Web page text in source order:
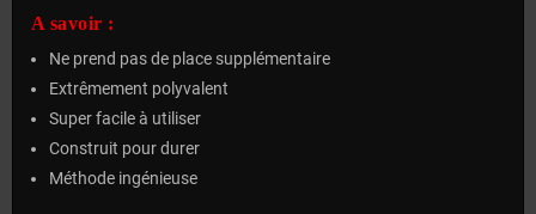
A savoir :
Ne prend pas de place supplémentaire
Extrêmement polyvalent
Super facile à utiliser
Construit pour durer
Méthode ingénieuse